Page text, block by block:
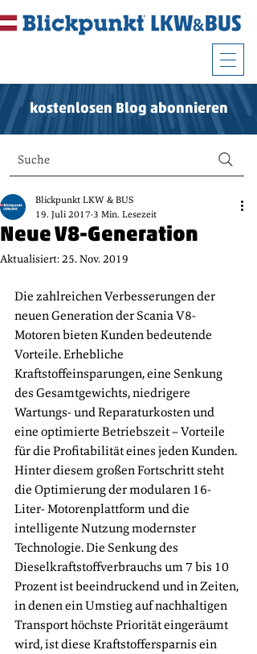
kostenlosen Blog abonnieren
Suche
Neue V8-Generation
Blickpunkt LKW & BUS
19. Juli 2017 3 Min. Lesezeit
Aktualisiert:25. Nov. 2019
Die zahlreichen Verbesserungen der
neuen Generation der Scania V8-
Motoren bieten Kunden bedeutende
Vorteile. Erhebliche
Kraftstoffeinsparungen, eine Senkung
des Gesamtgewichts, niedrigere
Wartungs- und Reparaturkosten und
eine optimierte Betriebszeit – Vorteile
für die Profitabilität eines jeden Kunden.
Hinter diesem großen Fortschritt steht
die Optimierung der modularen 16-
Liter- Motorenplattform und die
intelligente Nutzung modernster
Technologie. Die Senkung des
Dieselkraftstoffverbrauchs um 7 bis 10
Prozent ist beeindruckend und in Zeiten,
in denen ein Umstieg auf nachhaltigen
Transport höchste Priorität eingeräumt
wird, ist diese Kraftstoffersparnis ein